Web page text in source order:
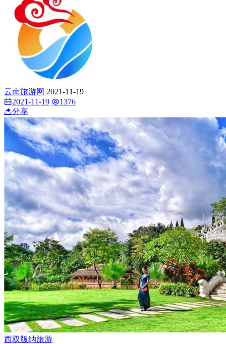
云南旅游网 2021-11-19
2021-11-19
1376
分享
西双版纳旅游